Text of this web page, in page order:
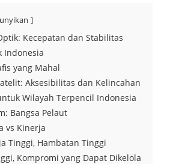
Kecepatan dan Stabilitas
Indonesia
yang Mahal
Aksesibilitas dan Kelincahan
Wilayah Terpencil Indonesia
Bangsa Pelaut
vs Kinerja
Tinggi, Hambatan Tinggi
Kompromi yang Dapat Dikelola